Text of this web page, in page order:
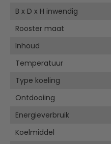
B x D x H inwendig
Rooster maat
Inhoud
Temperatuur
Type koeling
Ontdooiing
Energieverbruik
Koelmiddel